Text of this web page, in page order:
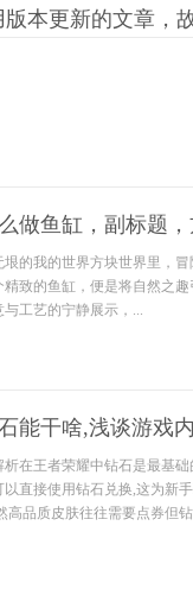
本更新的文章，
做鱼缸，副标题
垠的我的世界方块世界里，
精致的鱼缸，便是将自然之
工艺的宁静展示，...
能干啥,浅谈游戏
在王者荣耀中钻石是最基
直接使用钻石兑换,这为新
高品质皮肤往往需要点券但